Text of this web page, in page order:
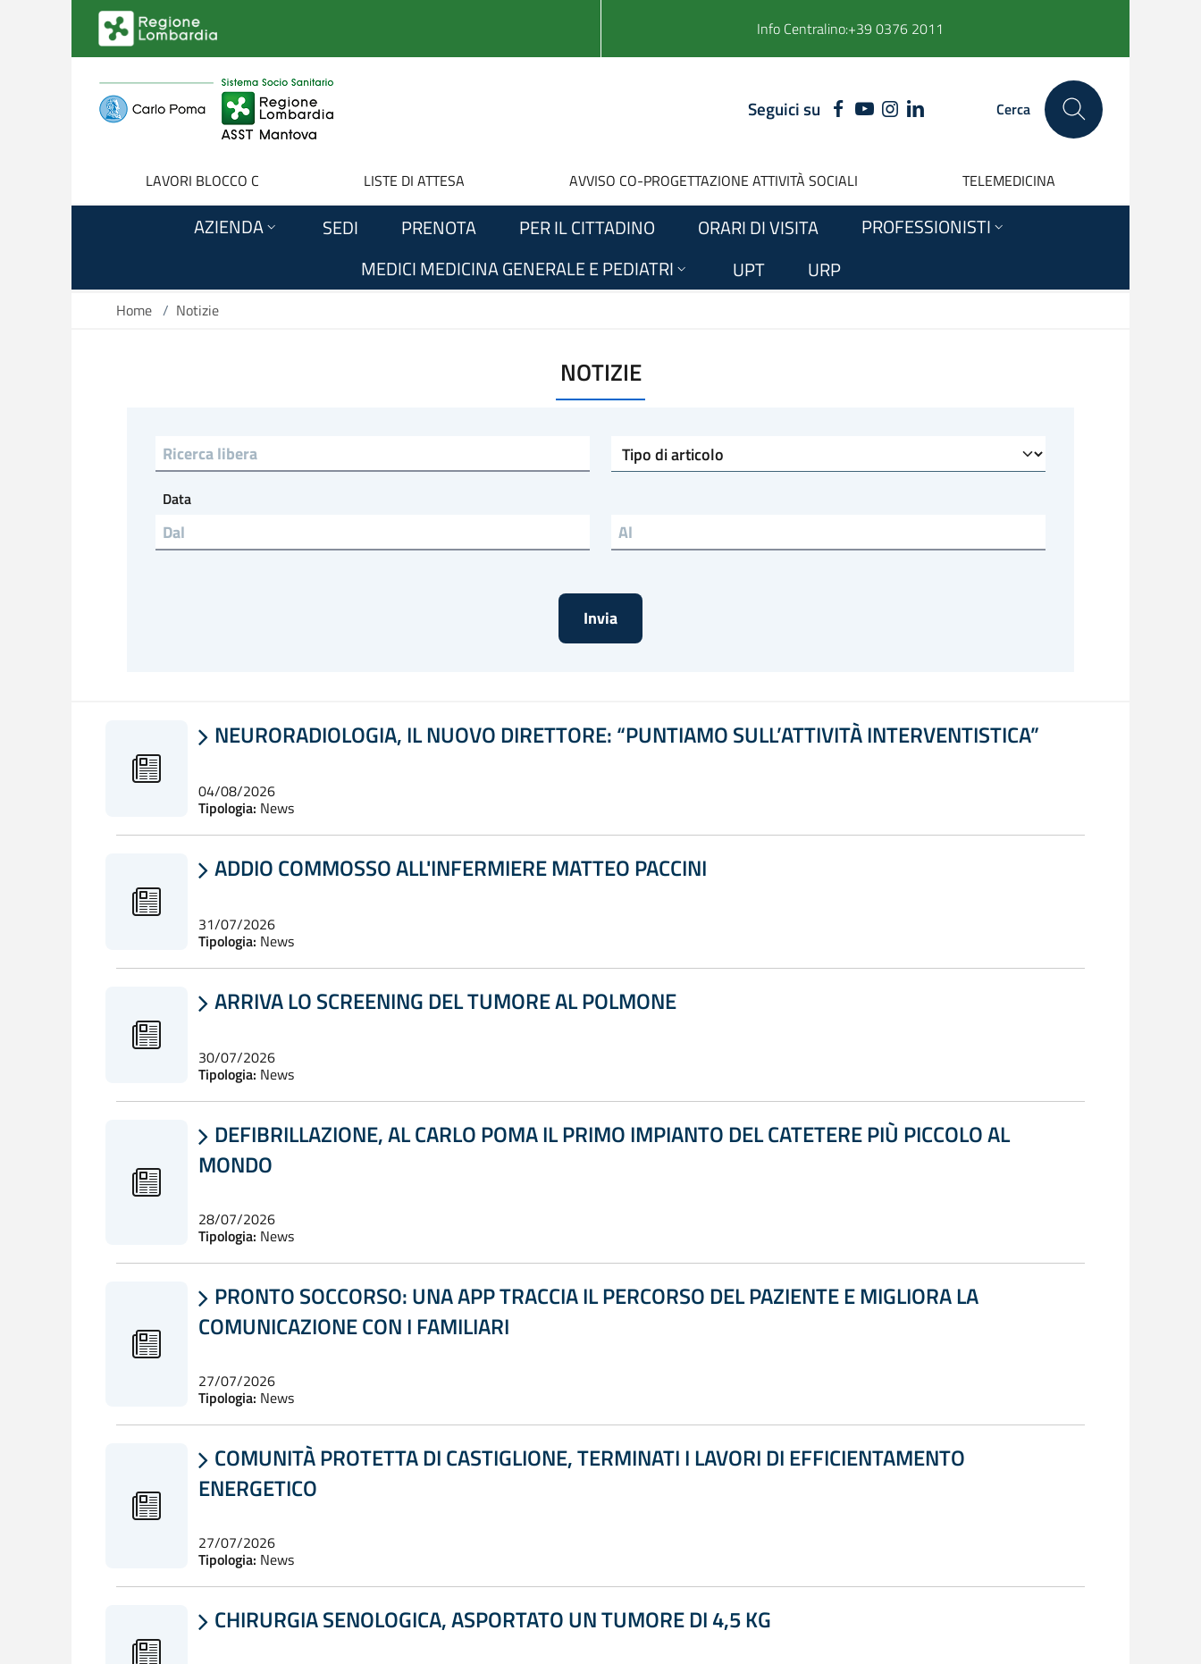
Salta al contenuto principale
Info Centralino:+39 0376 2011
Seguici suFACEBOOK
YOUTUBE
INSTAGRAM
LINKEDIN Cerca
LAVORI BLOCCO C LISTE DI ATTESA AVVISO CO-PROGETTAZIONE ATTIVITÀ SOCIALI TELEMEDICINA
AZIENDA SEDI PRENOTA PER IL CITTADINO ORARI DI VISITA
PROFESSIONISTI
MEDICI MEDICINA GENERALE E PEDIATRI
UPT URP
Home / Notizie
NOTIZIE
Ricerca libera Tipo di articolo
Data
Data al
 NEURORADIOLOGIA, IL NUOVO DIRETTORE: “PUNTIAMO SULL’ATTIVITÀ INTERVENTISTICA”
04/08/2026
Tipologia: News
 ADDIO COMMOSSO ALL'INFERMIERE MATTEO PACCINI
31/07/2026
Tipologia: News
 ARRIVA LO SCREENING DEL TUMORE AL POLMONE
30/07/2026
Tipologia: News
 DEFIBRILLAZIONE, AL CARLO POMA IL PRIMO IMPIANTO DEL CATETERE PIÙ PICCOLO AL
MONDO
28/07/2026
Tipologia: News
 PRONTO SOCCORSO: UNA APP TRACCIA IL PERCORSO DEL PAZIENTE E MIGLIORA LA
COMUNICAZIONE CON I FAMILIARI
27/07/2026
Tipologia: News
 COMUNITÀ PROTETTA DI CASTIGLIONE, TERMINATI I LAVORI DI EFFICIENTAMENTO
ENERGETICO
27/07/2026
Tipologia: News
 CHIRURGIA SENOLOGICA, ASPORTATO UN TUMORE DI 4,5 KG